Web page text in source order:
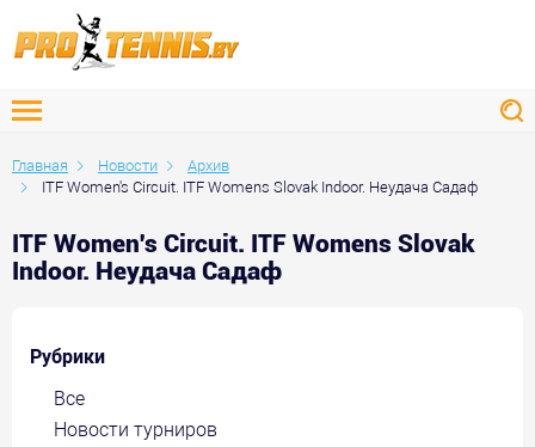
Главная Новости
Архив
ITF Women's Circuit. ITF Womens Slovak Indoor. Неудача Садаф
ITF Women's Circuit. ITF Womens Slovak
Indoor. Неудача Садаф
Рубрики
Все
Новости турниров